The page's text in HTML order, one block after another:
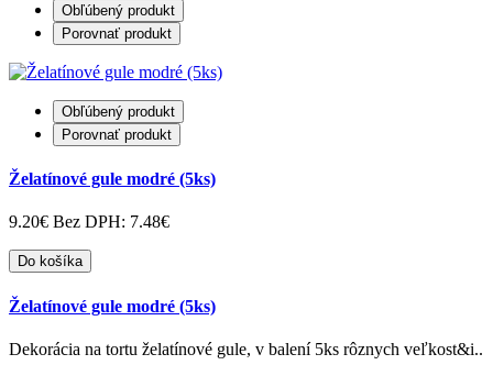
Obľúbený produkt
Porovnať produkt
Obľúbený produkt
Porovnať produkt
Želatínové gule modré (5ks)
9.20€ Bez DPH: 7.48€
Do košíka
Želatínové gule modré (5ks)
Dekorácia na tortu želatínové gule, v balení 5ks rôznych veľkost&i..